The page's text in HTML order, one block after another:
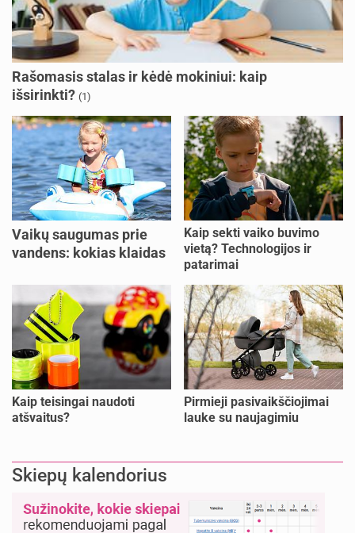
Rašomasis stalas ir kėdė mokiniui: kaip
išsirinkti? (1)
Vaikų saugumas prie
vandens: kokias klaidas
Kaip sekti vaiko buvimo
vietą? Technologijos ir
patarimai
Kaip teisingai naudoti
atšvaitus?
Pirmieji pasivaikščiojimai
lauke su naujagimiu
Skiepų kalendorius